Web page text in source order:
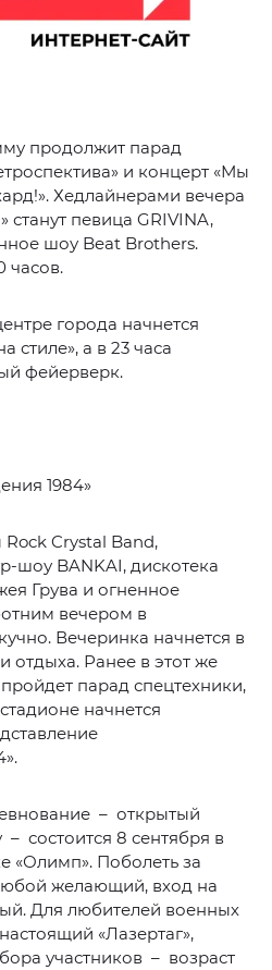
продолжит парад
и концерт «Мы
Хедлайнерами вечера
станут певица GRIVINA,
шоу Beat Brothers.
часов.
города начнется
стиле», а в 23 часа
фейерверк.
1984»
Crystal Band,
шоу BANKAI, дискотека
Грува и огненное
вечером в
Вечеринка начнется в
отдыха. Ранее в этот же
парад спецтехники,
начнется
– открытый
состоится 8 сентября в
«Олимп». Поболеть за
желающий, вход на
Для любителей военных
«Лазертаг»,
участников – возраст